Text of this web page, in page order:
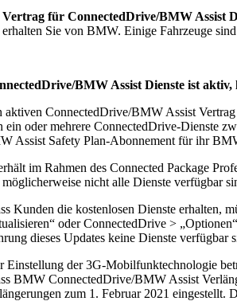
für ConnectedDrive/BMW Assist
Sie von BMW. Einige Fahrzeuge
BMW Assist Dienste ist
aktiven ConnectedDrive/BMW Assist
oder mehrere ConnectedDrive-Dienste
Assist Safety Plan-Abonnement für ihr
im Rahmen des Connected Package
nicht alle Dienste verfügbar
Kunden die kostenlosen Dienste erhalten,
oder ConnectedDrive >
dieses Updates keine Dienste
Einstellung der 3G-Mobilfunktechnologie
BMW ConnectedDrive/BMW Assist
zum 1. Februar 2021 eingestellt.